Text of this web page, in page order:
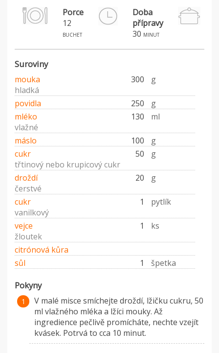
Porce
12
buchet
Doba
přípravy
30 minut
Suroviny
mouka 300
g
hladká
povidla
250
g
mléko
130
ml
vlažné
máslo
100
g
cukr
50
g
třtinový nebo krupicový cukr
droždí
20
g
čerstvé
cukr
1
pytlík
vanilkový
vejce
1
ks
žloutek
citrónová kůra
sůl
1 špetka
Pokyny
V malé misce smíchejte droždí, lžičku cukru, 50
ml vlažného mléka a lžíci mouky. Až
ingredience pečlivě promícháte, nechte vzejít
kvásek. Potrvá to cca 10 minut.